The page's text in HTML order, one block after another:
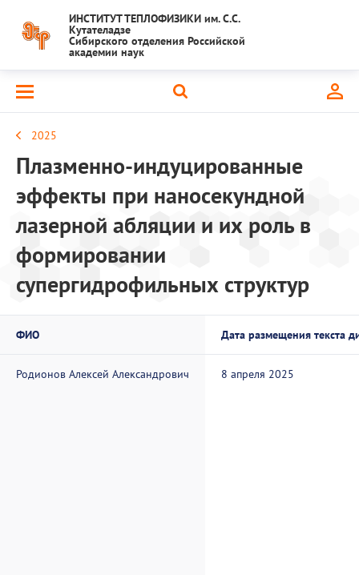
ИНСТИТУТ ТЕПЛОФИЗИКИ им. С.С.
Кутателадзе
Сибирского отделения Российской
академии наук
2025
Плазменно-индуцированные
эффекты при наносекундной
лазерной абляции и их роль в
формировании
супергидрофильных структур
ФИО
Родионов Алексей Александрович
Дата размещения текста
8 апреля 2025